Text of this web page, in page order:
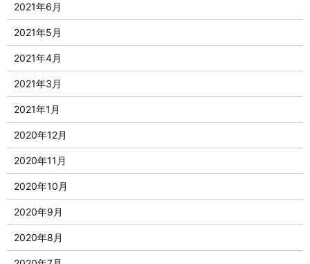
2021年6月
2021年5月
2021年4月
2021年3月
2021年1月
2020年12月
2020年11月
2020年10月
2020年9月
2020年8月